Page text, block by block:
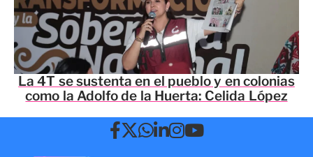
La 4T se sustenta en el pueblo y en colonias
como la Adolfo de la Huerta: Celida López